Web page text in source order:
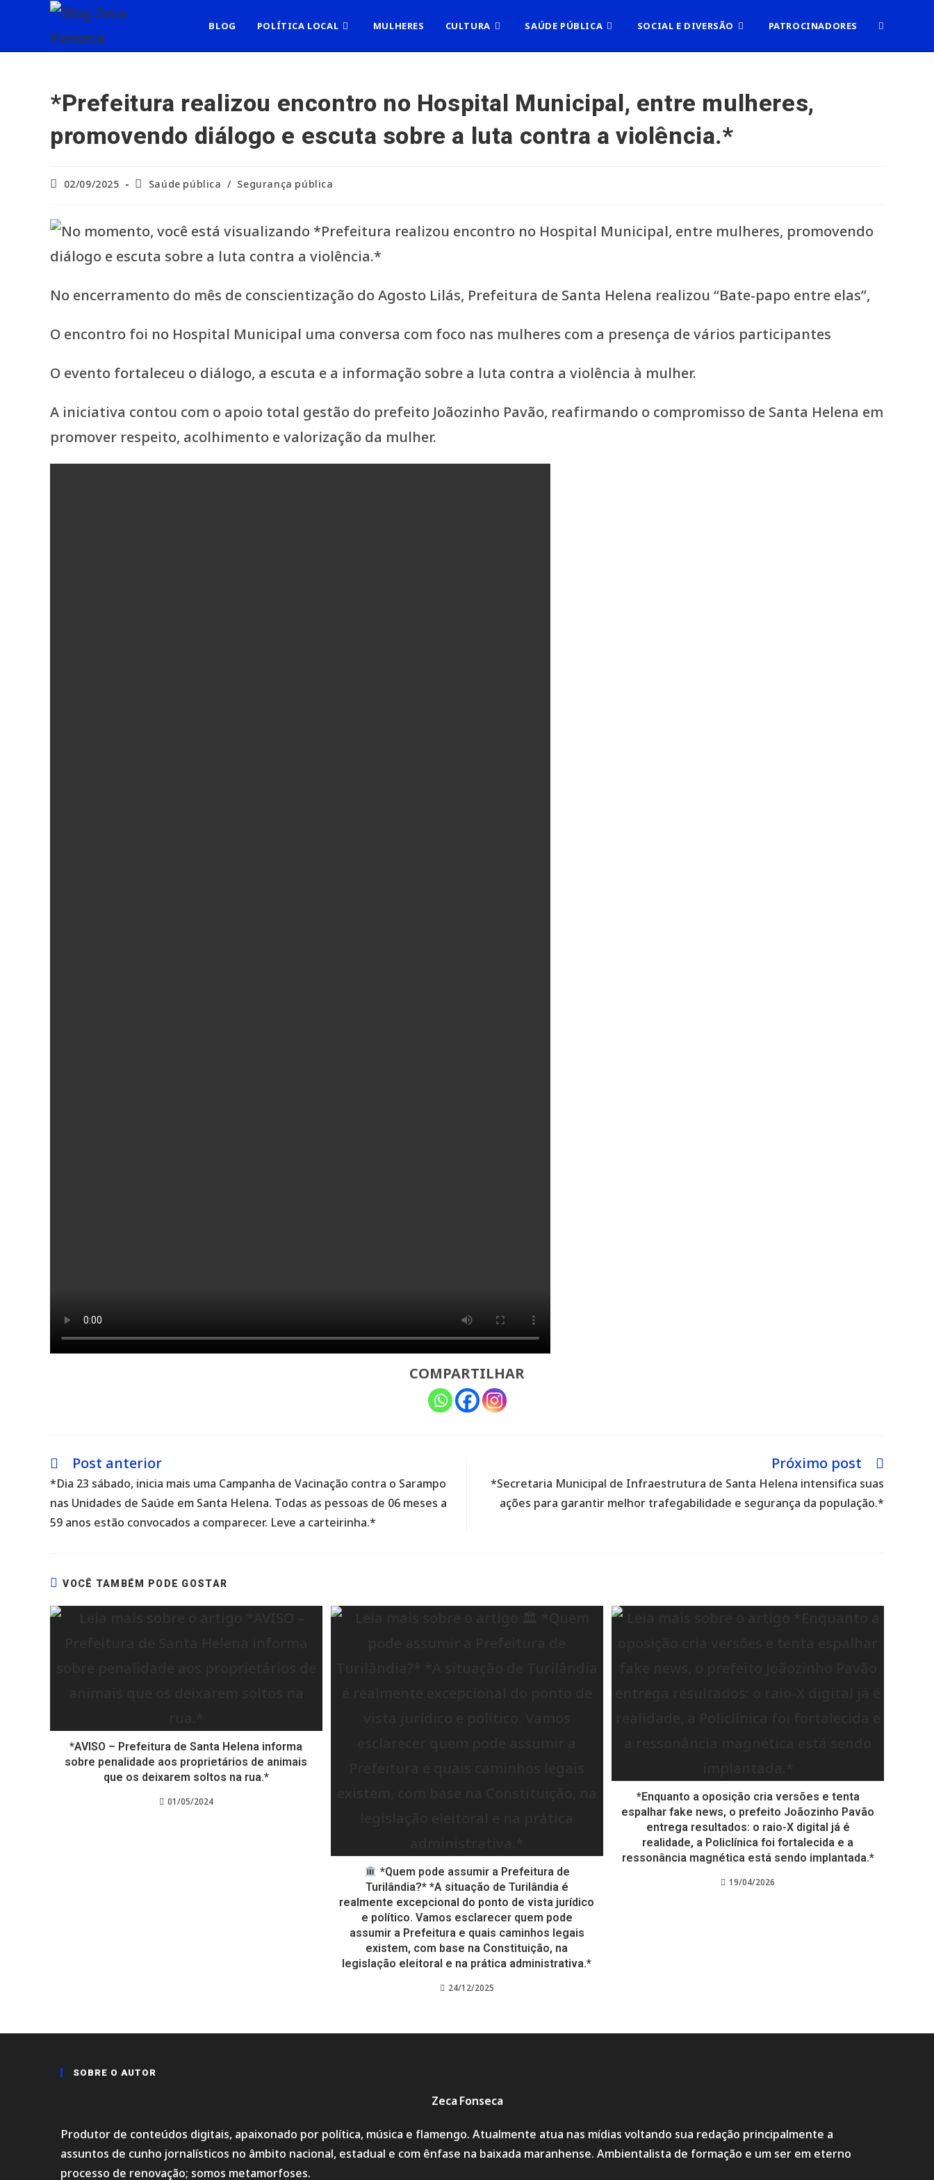
BLOG POLÍTICA LOCAL MULHERES CULTURA SAÚDE PÚBLICA SOCIAL E DIVERSÃO PATROCINADORES ALTERNAR
*Prefeitura realizou encontro no Hospital Municipal, entre mulheres,
promovendo diálogo e escuta sobre a luta contra a violência.*
Post02/09/2025
Categoria
Saúde pública / Segurança pública
No encerramento do mês de conscientização do Agosto Lilás, Prefeitura de Santa Helena realizou “Bate-papo entre elas”,
O encontro foi no Hospital Municipal uma conversa com foco nas mulheres com a presença de vários participantes
O evento fortaleceu o diálogo, a escuta e a informação sobre a luta contra a violência à mulher.
A iniciativa contou com o apoio total gestão do prefeito Joãozinho Pavão, reafirmando o compromisso de Santa Helena em
promover respeito, acolhimento e valorização da mulher.
COMPARTILHAR
Leia
artigos
Post anterior
*Dia 23 sábado, inicia mais uma Campanha de Vacinação contra o Sarampo
nas Unidades de Saúde em Santa Helena. Todas as pessoas de 06 meses a
59 anos estão convocados a comparecer. Leve a carteirinha.*
Próximo post
*Secretaria Municipal de Infraestrutura de Santa Helena intensifica suas
ações para garantir melhor trafegabilidade e segurança da população.*
VOCÊ TAMBÉM PODE GOSTAR
*AVISO – Prefeitura de Santa Helena informa
sobre penalidade aos proprietários de animais
que os deixarem soltos na rua.*
01/05/2024
*Quem pode assumir a Prefeitura de
Turilândia?* *A situação de Turilândia é
realmente excepcional do ponto de vista jurídico
e político. Vamos esclarecer quem pode
assumir a Prefeitura e quais caminhos legais
existem, com base na Constituição, na
legislação eleitoral e na prática administrativa.*
24/12/2025
*Enquanto a oposição cria versões e tenta
espalhar fake news, o prefeito Joãozinho Pavão
entrega resultados: o raio-X digital já é
realidade, a Policlínica foi fortalecida e a
ressonância magnética está sendo implantada.*
19/04/2026
SOBRE O AUTOR
Zeca Fonseca
Produtor de conteúdos digitais, apaixonado por política, música e flamengo. Atualmente atua nas mídias voltando sua redação principalmente a
assuntos de cunho jornalísticos no âmbito nacional, estadual e com ênfase na baixada maranhense. Ambientalista de formação e um ser em eterno
processo de renovação; somos metamorfoses.